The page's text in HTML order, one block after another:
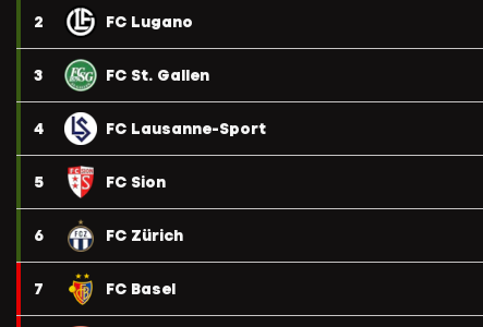
2 FC Lugano
3 FC St. Gallen
4 FC Lausanne-Sport
5 FC Sion
6 FC Zürich
7 FC Basel